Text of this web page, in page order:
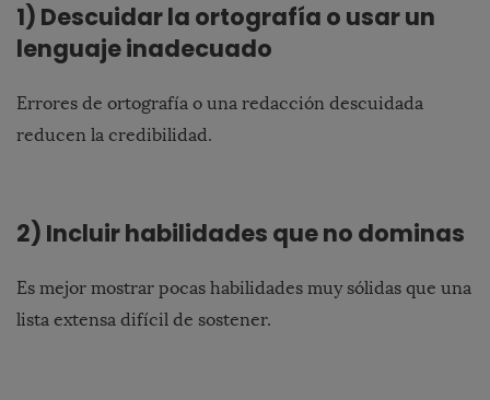
1) Descuidar la ortografía o usar un
lenguaje inadecuado
Errores de ortografía o una redacción descuidada
reducen la credibilidad.
2) Incluir habilidades que no dominas
Es mejor mostrar pocas habilidades muy sólidas que una
lista extensa difícil de sostener.